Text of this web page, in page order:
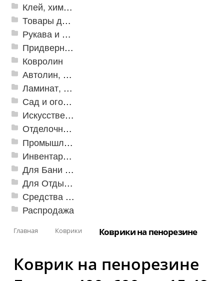
Клей, химия, сопутствующие товары
Товары для дома
Рукава и шланги промышленные
Придверные решетки
Ковролин
Автолин, Транслин, Линолеум
Ламинат, Кварцвиниловая плитка SPC
Сад и огород
Искусственная трава
Отделочные профили
Промышленный текстиль
Инвентарь для клининга
Для Бани и Сауны
Для Отдыха и Пикника
Средства от насекомых и садовых вредителей
Распродажа
Главная Коврики Коврики на пенорезине
Коврик на пенорезине